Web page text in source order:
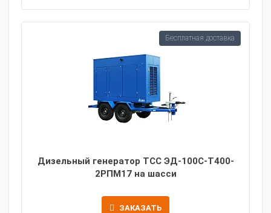
Дизельный генератор ТСС ЭД-100С-Т400-
2РПМ17 на шасси
ЗАКАЗАТЬ
Бесплатная доставка